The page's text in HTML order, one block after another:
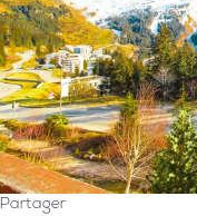
Partager